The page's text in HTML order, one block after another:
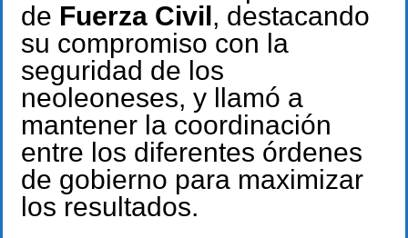
de Fuerza Civil , destacando
su compromiso con la
seguridad de los
neoleoneses, y llamó a
mantener la coordinación
entre los diferentes órdenes
de gobierno para maximizar
los resultados.